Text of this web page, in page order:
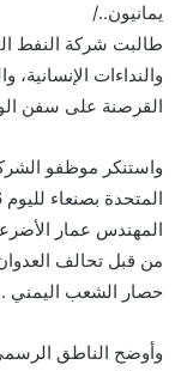
يمانيون../
طالبت شركة النفط
والنداءات الإنسانية،
القرصنة على سفن
واستنكر موظفو
المهندس عمار
من قبل تحالف
حصار الشعب اليمني .
وأوضح الناطق